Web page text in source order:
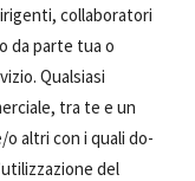
collaboratori
da parte tua o
Qualsiasi
tra te e un
altri con i quali do-
del